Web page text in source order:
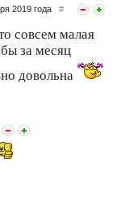
лишнее!
2019 года #
совсем малая
за месяц
довольна